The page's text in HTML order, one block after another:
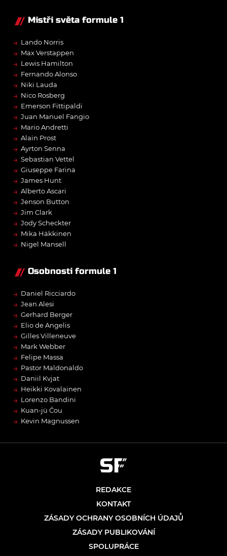
Mistři světa formule 1
→ Lando Norris
→ Max Verstappen
→ Lewis Hamilton
→ Fernando Alonso
→ Niki Lauda
→ Nico Rosberg
→ Emerson Fittipaldi
→ Juan Manuel Fangio
→ Mario Andretti
→ Alain Prost
→ Ayrton Senna
→ Sebastian Vettel
→ Giuseppe Farina
→ James Hunt
→ Alberto Ascari
→ Jenson Button
→ Jim Clark
→ Jody Scheckter
→ Mika Häkkinen
→ Nigel Mansell
Osobnosti formule 1
→ Daniel Ricciardo
→ Jean Alesi
→ Gerhard Berger
→ Elio de Angelis
→ Gilles Villeneuve
→ Mark Webber
→ Felipe Massa
→ Pastor Maldonaldo
→ Daniil Kvjat
→ Heikki Kovalainen
→ Lorenzo Bandini
→ Kuan-jü Čou
→ Kevin Magnussen
REDAKCE
KONTAKT
ZÁSADY OCHRANY OSOBNÍCH ÚDAJŮ
ZÁSADY PUBLIKOVÁNÍ
SPOLUPRÁCE